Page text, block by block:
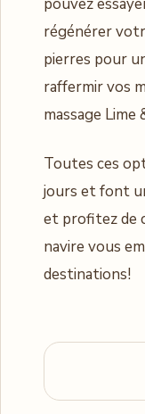
régénérer
pierres pour
raffermir vos
massage Lime
Toutes ces
jours et font
et profitez de
navire vous
destinations!